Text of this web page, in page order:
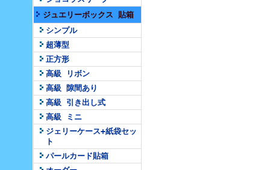
ジュエリーボックス 貼箱
シンプル
超薄型
正方形
高級 リボン
高級 隙間あり
高級 引き出し式
高級 ミニ
ジェリーケース+紙袋セッ
ト
パールカード貼箱